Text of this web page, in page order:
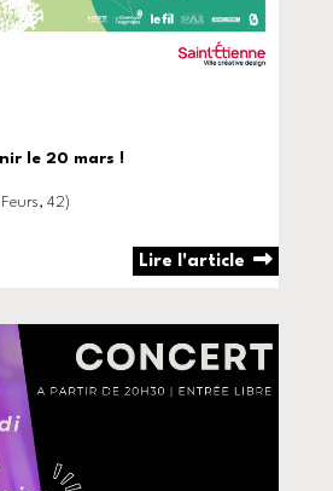
le 20 mars !
42)
Lire l'article